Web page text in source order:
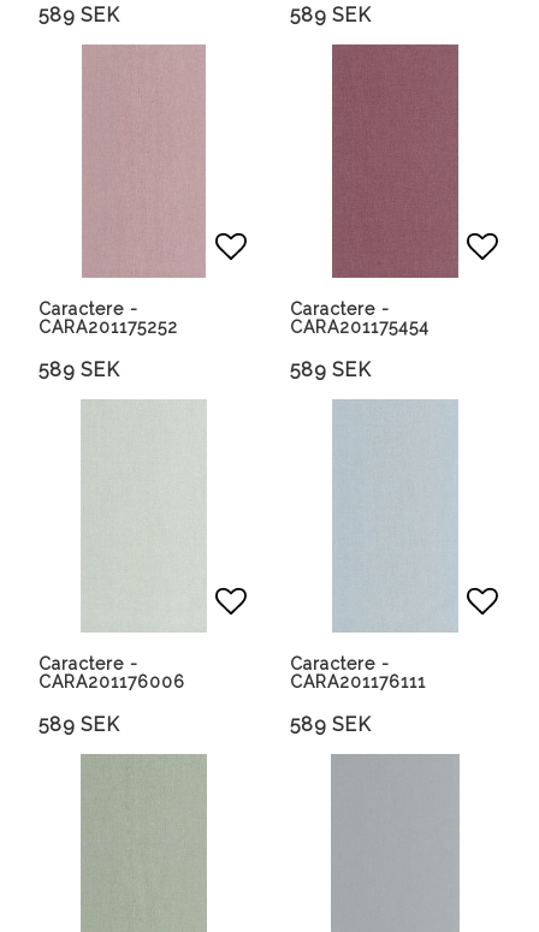
589 SEK 589 SEK
Lägg till i favoritlistan
Caractere -
CARA201175252
589 SEK
Caractere -
CARA201175454
589 SEK
Lägg till i favoritlistan
Caractere -
CARA201176006
589 SEK
Caractere -
CARA201176111
589 SEK